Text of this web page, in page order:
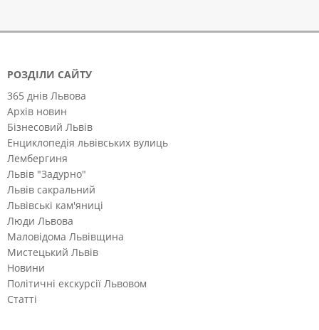
РОЗДІЛИ САЙТУ
365 днів Львова
Архів новин
Бізнесовий Львів
Енциклопедія львівських вулиць
Лембергиня
Львів "Задурно"
Львів сакральний
Львівські кам'яниці
Люди Львова
Маловідома Львівщина
Мистецький Львів
Новини
Політичні екскурсії Львовом
Статті